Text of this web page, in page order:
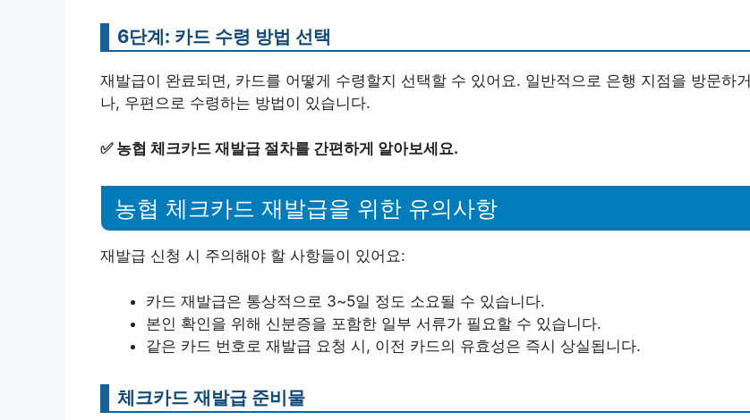
6단계: 카드 수령 방법 선택
재발급이 완료되면, 카드를 어떻게 수령할지 선택할 수 있어요. 일반적으로 은행 지점을 방문하거
나, 우편으로 수령하는 방법이 있습니다.
✅ 농협 체크카드 재발급 절차를 간편하게 알아보세요.
농협 체크카드 재발급을 위한 유의사항
재발급 신청 시 주의해야 할 사항들이 있어요:
카드 재발급은 통상적으로 3~5일 정도 소요될 수 있습니다.
본인 확인을 위해 신분증을 포함한 일부 서류가 필요할 수 있습니다.
같은 카드 번호로 재발급 요청 시, 이전 카드의 유효성은 즉시 상실됩니다.
체크카드 재발급 준비물